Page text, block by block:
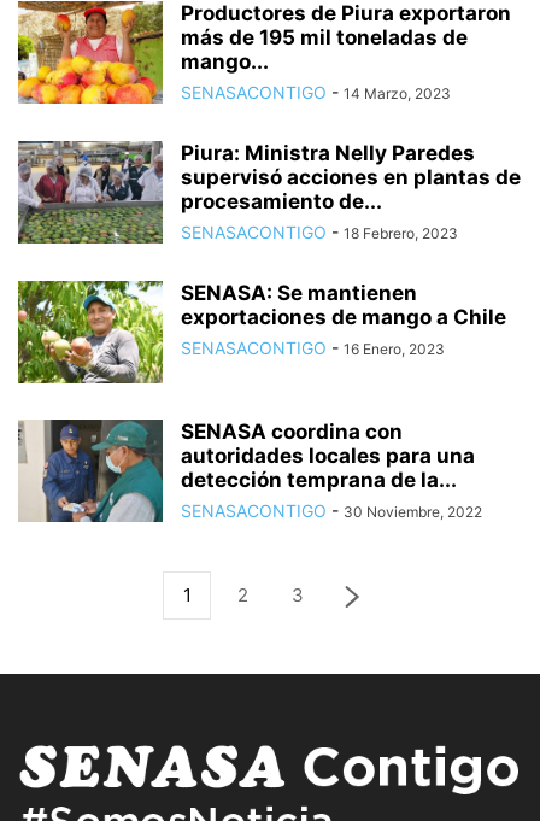
Productores de Piura exportaron
más de 195 mil toneladas de
mango...
SENASACONTIGO - 14 Marzo, 2023
Piura: Ministra Nelly Paredes
supervisó acciones en plantas de
procesamiento de...
SENASACONTIGO - 18 Febrero, 2023
SENASA: Se mantienen
exportaciones de mango a Chile
SENASACONTIGO - 16 Enero, 2023
SENASA coordina con
autoridades locales para una
detección temprana de la...
SENASACONTIGO - 30 Noviembre, 2022
1 2 3